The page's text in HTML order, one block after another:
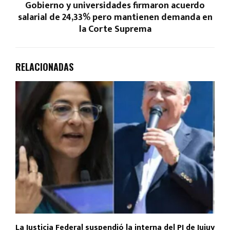
Gobierno y universidades firmaron acuerdo
salarial de 24,33% pero mantienen demanda en
la Corte Suprema
RELACIONADAS